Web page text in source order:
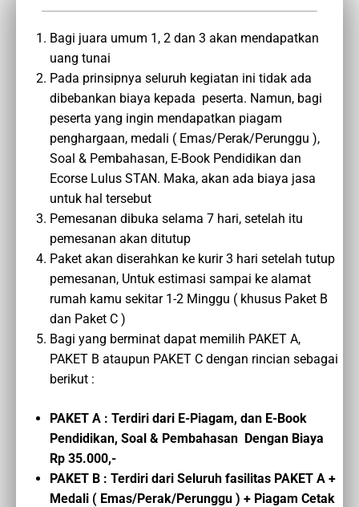
Bagi juara umum 1, 2 dan 3 akan mendapatkan
uang tunai
Pada prinsipnya seluruh kegiatan ini tidak ada
dibebankan biaya kepada peserta. Namun, bagi
peserta yang ingin mendapatkan piagam
penghargaan, medali ( Emas/Perak/Perunggu ),
Soal & Pembahasan, E-Book Pendidikan dan
Ecorse Lulus STAN. Maka, akan ada biaya jasa
untuk hal tersebut
Pemesanan dibuka selama 7 hari, setelah itu
pemesanan akan ditutup
Paket akan diserahkan ke kurir 3 hari setelah tutup
pemesanan, Untuk estimasi sampai ke alamat
rumah kamu sekitar 1-2 Minggu ( khusus Paket B
dan Paket C )
Bagi yang berminat dapat memilih PAKET A,
PAKET B ataupun PAKET C dengan rincian sebagai
berikut :
PAKET A : Terdiri dari E-Piagam, dan E-Book
Pendidikan, Soal & Pembahasan Dengan Biaya
Rp 35.000,-
PAKET B : Terdiri dari Seluruh fasilitas PAKET A +
Medali ( Emas/Perak/Perunggu ) + Piagam Cetak